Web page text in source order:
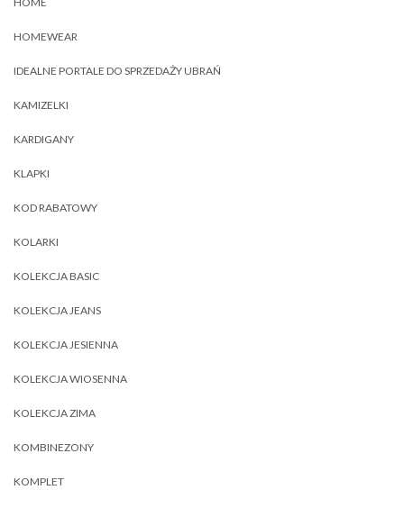
HOMEWEAR
IDEALNE PORTALE DO SPRZEDAŻY UBRAŃ
KAMIZELKI
KARDIGANY
KLAPKI
KOD RABATOWY
KOLARKI
KOLEKCJA BASIC
KOLEKCJA JEANS
KOLEKCJA JESIENNA
KOLEKCJA WIOSENNA
KOLEKCJA ZIMA
KOMBINEZONY
KOMPLET